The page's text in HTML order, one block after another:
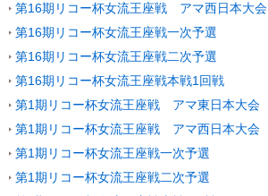
第16期リコー杯女流王座戦 アマ西日本大会
第16期リコー杯女流王座戦一次予選
第16期リコー杯女流王座戦二次予選
第16期リコー杯女流王座戦本戦1回戦
第1期リコー杯女流王座戦 アマ東日本大会
第1期リコー杯女流王座戦 アマ西日本大会
第1期リコー杯女流王座戦一次予選
第1期リコー杯女流王座戦二次予選